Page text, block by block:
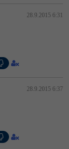
28.9.2015 6:31
28.9.2015 6:37